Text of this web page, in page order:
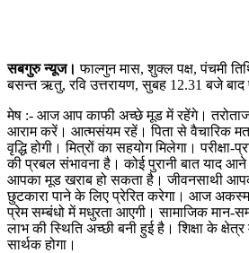
सबगुरु न्यूज। फाल्गुन मास, शुक्ल पक्ष, पंचमी
बसन्त ऋतु, रवि उत्तरायण, सुबह 12.31 बजे बाद
मेष :- आज आप काफी अच्छे मूड में रहेंगे।
आराम करें। आत्मसंयम रहें। पिता से वैचारिक
वृद्धि होगी। मित्रों का सहयोग मिलेगा।
की प्रबल संभावना है। कोई पुरानी बात याद
आपका मूड खराब हो सकता है। जीवनसाथी
छुटकारा पाने के लिए प्रेरित करेगा। आज
प्रेम सम्बंधो में मधुरता आएगी। सामाजिक मान-
लाभ की स्थिति अच्छी बनी हुई है। शिक्षा के
सार्थक होगा।